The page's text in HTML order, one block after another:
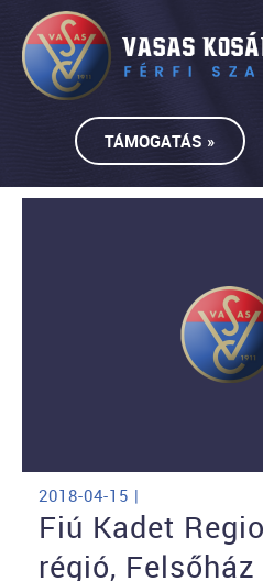
TÁMOGATÁS »
2018-04-15 |
Fiú Kadet
régió, Felsőház